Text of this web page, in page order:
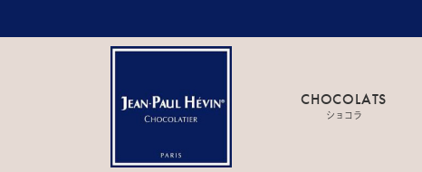
CHOCOLATS
ショコラ